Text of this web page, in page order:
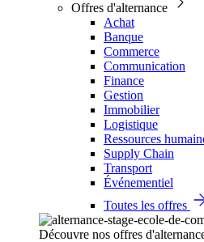
Offres d'alternance
Achat
Banque
Commerce
Communication
Finance
Gestion
Immobilier
Logistique
Ressources
Supply Chain
Transport
Événementiel
Toutes les offres
Découvre nos offres